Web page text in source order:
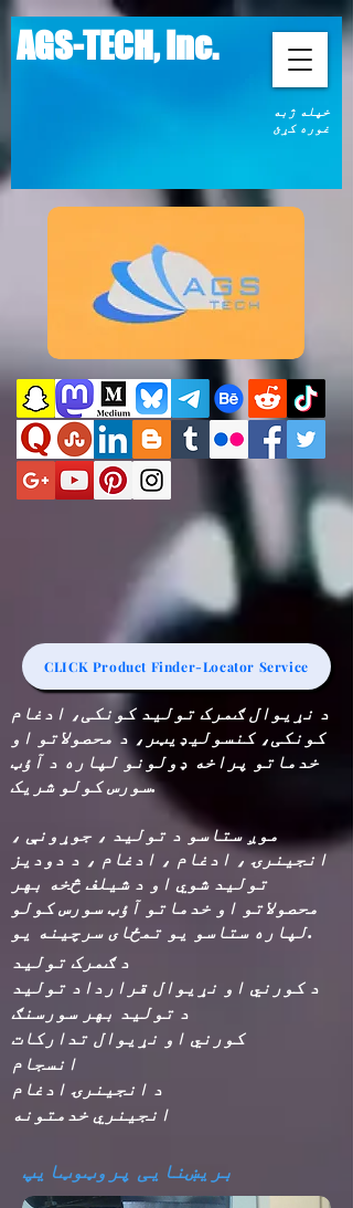
AGS-TECH, Inc.
خپله ژبه
غوره کړئ
CLICK Product Finder-Locator Service
د نړیوال ګمرک تولید کونکی، ادغام
کونکی، کنسولیډیټر، د محصولاتو او
خدماتو پراخه ډولونو لپاره د آؤټ
سورس کولو شریک.
موږ ستاسو د تولید ، جوړونې ،
انجینرۍ ، ادغام ، ادغام ، د دودیز
تولید شوي او د شیلف څخه بهر
محصولاتو او خدماتو آؤټ سورس کولو
لپاره ستاسو یو تمځای سرچینه یو.
د ګمرک تولید
د کورني او نړیوال قرارداد تولید
د تولید بهر سورسنګ
کورني او نړیوال تدارکات
انجینري خدمتونه
بریښنایی پروټوټایپ